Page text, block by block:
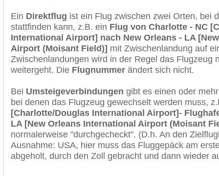
Ein Direktflug ist ein Flug zwischen zwei Orten, bei
stattfinden kann, z.B. ein Flug von Charlotte - NC
International Airport] nach New Orleans - LA
Airport (Moisant Field)] mit Zwischenlandung auf
Zwischenlandungen wird in der Regel das Flugzeug
weitergeht. Die Flugnummer ändert sich nicht.
Bei Umsteigeverbindungen gibt es einen oder
bei denen das Flugzeug gewechselt werden muss,
[Charlotte/Douglas International Airport]-
LA [New Orleans International Airport (Moisant
normalerweise "durchgecheckt". (D.h. An den
Ausnahme: USA, hier muss das Fluggepäck am
abgeholt, durch den Zoll gebracht und dann wieder